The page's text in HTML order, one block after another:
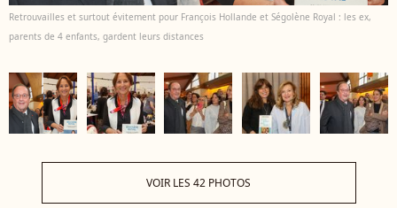
Retrouvailles et surtout évitement pour François Hollande et Ségolène Royal : les ex,
parents de 4 enfants, gardent leurs distances
VOIR LES 42 PHOTOS